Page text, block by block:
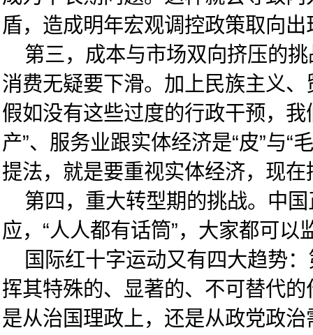
盾，造成明年宏观调控政策取向
第三，成本与市场双向挤压的挑
消费无疑要下滑。加上民族主义
假如没有这些过度的行政干预，
产”、服务业跟实体经济是“皮”与
提法，就是要重视实体经济，现
第四，重大转型期的挑战。中国
应，“人人都有话筒”，大家都可
国际红十字运动又有四大趋势：
挥其特殊的、显著的、不可替代
是从治国理政上，还是从政党政